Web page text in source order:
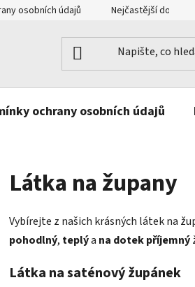
osobních údajů Nejčastější dotazy
ochrany osobních údajů
Látka na župany
Vybírejte z našich krásných látek na
pohodlný, teplýa na dotek příjemný
Látka na saténový župánek